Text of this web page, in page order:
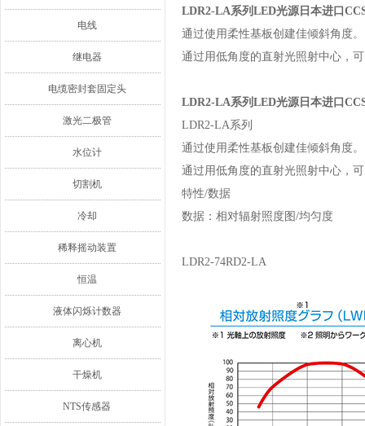
电线
继电器
电缆密封套固定头
激光二极管
水位计
切割机
冷却
稀释摇动装置
恒温
液体闪烁计数器
离心机
干燥机
NTS传感器
LDR2-LA系列LED光源日本进口
通过使用柔性基板创建佳倾斜角度。
通过用低角度的直射光照射中心，
LDR2-LA系列LED光源日本进口
LDR2-LA系列
通过使用柔性基板创建佳倾斜角度。
通过用低角度的直射光照射中心，
特性/数据
数据：相对辐射照度图/均匀度
LDR2-74RD2-LA